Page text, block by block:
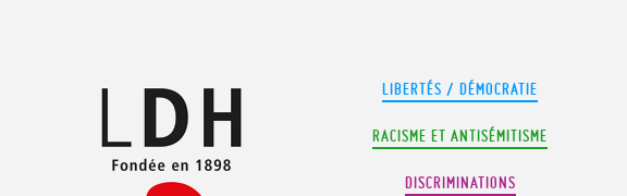
LIBERTÉS / DÉMOCRATIE
RACISME ET ANTISÉMITISME
DISCRIMINATIONS